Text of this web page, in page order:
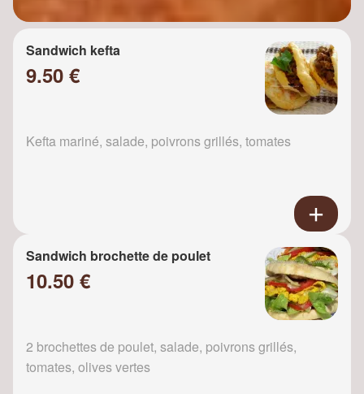
Sandwich kefta
9.50 €
Kefta mariné, salade, poivrons grillés, tomates
Sandwich brochette de poulet
10.50 €
2 brochettes de poulet, salade, poivrons grillés,
tomates, olives vertes